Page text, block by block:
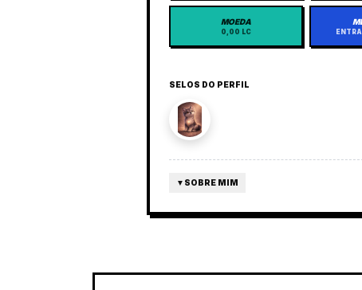
MOEDA
0,00 LC
SELOS DO PERFIL
▼ SOBRE MIM